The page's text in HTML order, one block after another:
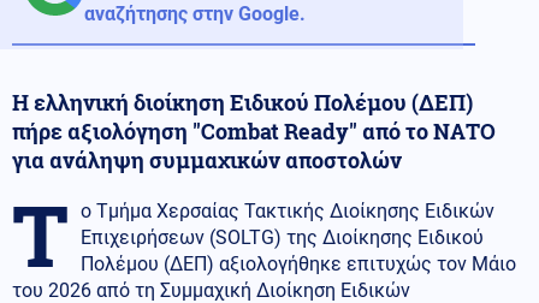
αναζήτησης στην Google.
Η ελληνική διοίκηση Ειδικού Πολέμου (ΔΕΠ)
πήρε αξιολόγηση "Combat Ready" από το ΝΑΤΟ
για ανάληψη συμμαχικών αποστολών
Τ ο Τμήμα Χερσαίας Τακτικής Διοίκησης Ειδικών
Επιχειρήσεων (SOLTG) της Διοίκησης Ειδικού
Πολέμου (ΔΕΠ) αξιολογήθηκε επιτυχώς τον Μάιο
του 2026 από τη Συμμαχική Διοίκηση Ειδικών